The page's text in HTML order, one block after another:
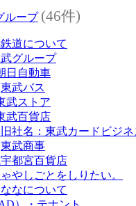
ループ (46件)
道について
グループ
日自動車
東武バス
武ストア
武百貨店
社名：東武カードビジネ
東武商事
都宮百貨店
やしごとをしりたい。
なについて